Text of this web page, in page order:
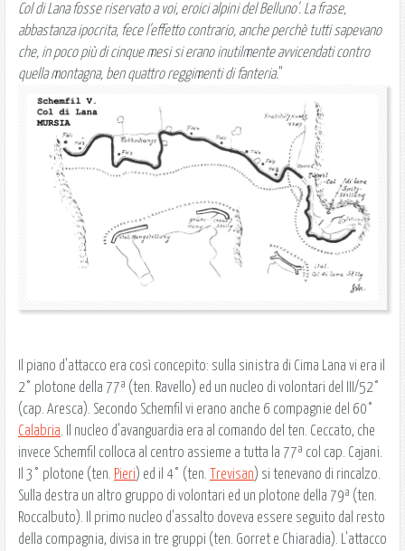
Col di Lana fosse riservato a voi, eroici alpini del Belluno'. La frase,
abbastanza ipocrita, fece l'effetto contrario, anche perchè tutti sapevano
che, in poco più di cinque mesi si erano inutilmente avvicendati contro
quella montagna, ben quattro reggimenti di fanteria."
Il piano d'attacco era così concepito: sulla sinistra di Cima Lana vi era il
2° plotone della 77ª (ten. Ravello) ed un nucleo di volontari del III/52°
(cap. Aresca). Secondo Schemfil vi erano anche 6 compagnie del 60°
Calabria . Il nucleo d'avanguardia era al comando del ten. Ceccato, che
invece Schemfil colloca al centro assieme a tutta la 77ª col cap. Cajani.
Il 3° plotone (ten. Pieri) ed il 4° (ten. Trevisan) si tenevano di rincalzo.
Sulla destra un altro gruppo di volontari ed un plotone della 79ª (ten.
Roccalbuto). Il primo nucleo d'assalto doveva essere seguito dal resto
della compagnia, divisa in tre gruppi (ten. Gorret e Chiaradia). L'attacco